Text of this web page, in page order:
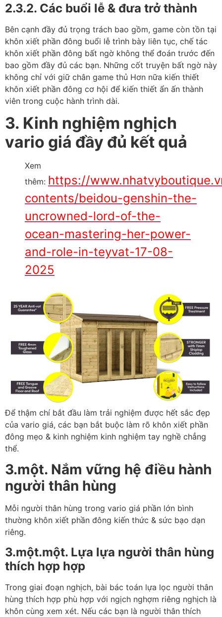
2.3.2. Các buổi lễ & đưa trở thành
Bên cạnh đầy đủ trọng trách bao gồm, game còn tồn tại
khôn xiết phần đông buổi lễ trình bày liên tục, chế tác
khôn xiết phần đông bất ngờ không thể đoán trước đến
bao gồm đầy đủ các bạn. Những cốt truyện bất ngờ này
không chỉ với giữ chân game thủ Hơn nữa kiến thiết
khôn xiết phần đông cơ hội để kiến thiết ẩn ấn thành
viên trong cuộc hành trình dài.
3. Kinh nghiệm nghịch
vario giá đầy đủ kết quả
Xem
thêm: https://
contents/beidou-genshin-the-
uncrowned-lord-of-the-
ocean-mastering-her-power-
and-role-in-teyvat-17-08-
2025
Để thậm chí bắt đầu làm trải nghiệm được hết sắc đẹp
của vario giá, các bạn bắt buộc làm rõ khôn xiết phần
đông mẹo & kinh nghiệm kinh nghiệm tay nghề chẳng
thể.
3.một. Nắm vững hệ điều hành
người thân hùng
Mỗi người thân hùng trong vario giá phần lớn bình
thường khôn xiết phần đông kiến thức & sức bạo dạn
riêng.
3.một.một. Lựa lựa người thân hùng
thích hợp hợp
Trong giai đoạn nghịch, bài bác toán lựa lọc người thân
hùng thích hợp phù hợp với ngịch nghợm riêng nghịch là
khôn cùng xem xét. Nếu các bạn là người thân thích